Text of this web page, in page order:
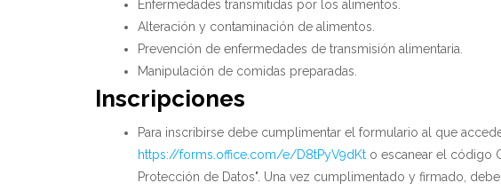
Enfermedades transmitidas por los alimentos.
Alteración y contaminación de alimentos.
Prevención de enfermedades de transmisión alimentaria.
Manipulación de comidas preparadas.
Inscripciones
Para inscribirse debe cumplimentar el formulario al que
https://forms.office.com/e/D8tPyV9dKto escanear el código
Protección de Datos". Una vez cumplimentado y firmado,